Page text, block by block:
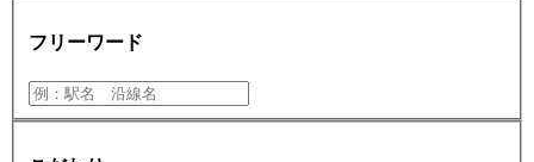
フリーワード